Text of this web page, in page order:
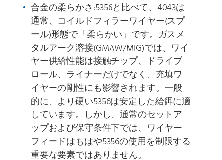
合金の柔らかさ:5356と比べて、4043は
通常、コイルドフィラーワイヤー(スプ
ール)形態で「柔らかい」です。ガスメ
タルアーク溶接(GMAW/MIG)では、ワイ
ヤー供給性能は接触チップ、ドライブ
ロール、ライナーだけでなく、充填ワ
イヤーの剛性にも影響されます。一般
的に、より硬い5356は安定した給餌に適
しています。しかし、通常のセットア
ップおよび保守条件下では、ワイヤー
フィードはもはや5356の使用を制限する
重要な要素ではありません。